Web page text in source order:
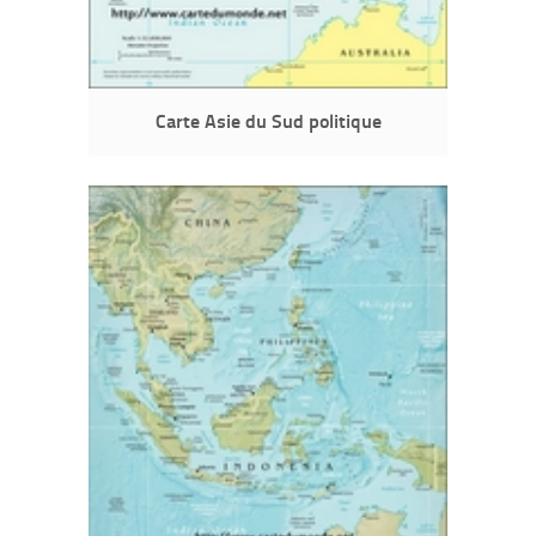
Carte Asie du Sud politique